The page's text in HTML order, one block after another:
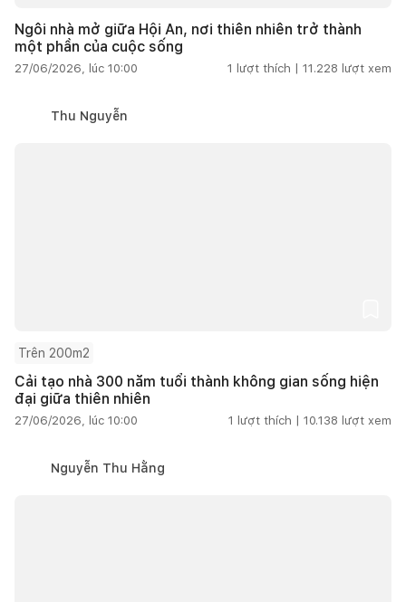
Ngôi nhà mở giữa Hội An, nơi thiên nhiên trở thành
một phần của cuộc sống
27/06/2026, lúc 10:00 1 lượt thích | 11.228 lượt xem
Thu Nguyễn
Trên 200m2
Cải tạo nhà 300 năm tuổi thành không gian sống hiện
đại giữa thiên nhiên
27/06/2026, lúc 10:00 1 lượt thích | 10.138 lượt xem
Nguyễn Thu Hằng